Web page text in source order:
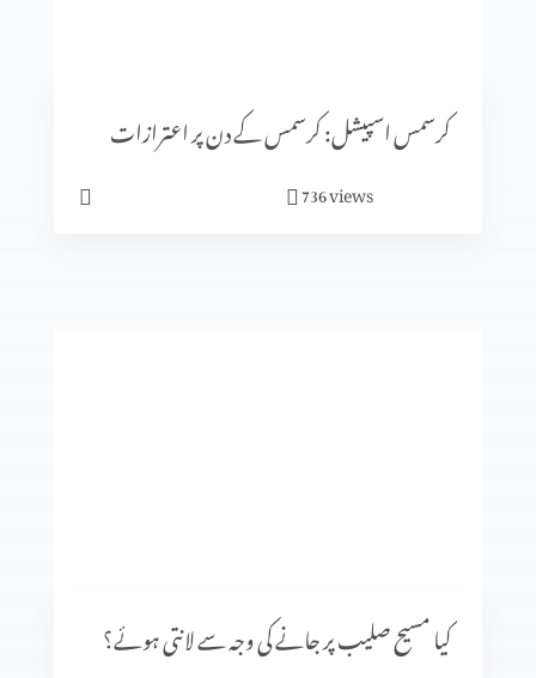
کرسمس اسپیشل: سنتِ ابراہیمی (حصہ 2)
کرسمس اسپیشل: کرسمس کے دن پر اعترازات
736views
کیا مسیح صلیب پر جانے کی وجہ سے لانتی ہوئے؟